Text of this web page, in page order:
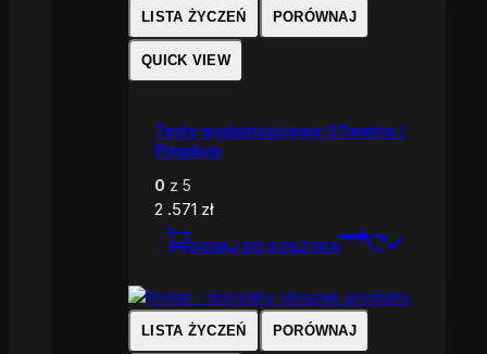
LISTA ŻYCZEŃ PORÓWNAJ
QUICK VIEW
Testy wydajnościowe GTmetrix /
Pingdom
0 z 5
2 .571 zł
DODAJ DO KOSZYKA
LISTA ŻYCZEŃ PORÓWNAJ